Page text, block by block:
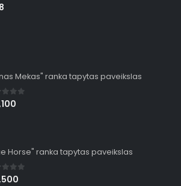
of 5
Mekas" ranka tapytas paveikslas
of 5
Horse" ranka tapytas paveikslas
of 5